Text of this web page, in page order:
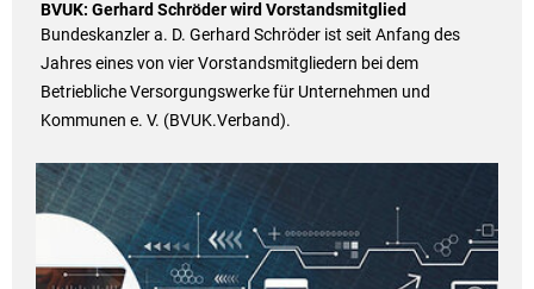
BVUK: Gerhard Schröder wird Vorstandsmitglied
Bundeskanzler a. D. Gerhard Schröder ist seit Anfang des
Jahres eines von vier Vorstandsmitgliedern bei dem
Betriebliche Versorgungswerke für Unternehmen und
Kommunen e. V. (BVUK.Verband).